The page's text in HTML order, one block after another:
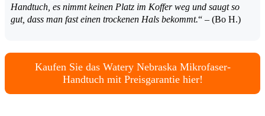
Handtuch, es nimmt keinen Platz im Koffer weg und saugt so
gut, dass man fast einen trockenen Hals bekommt.“ – (Bo H.)
Kaufen Sie das Watery Nebraska Mikrofaser-
Handtuch mit Preisgarantie hier!